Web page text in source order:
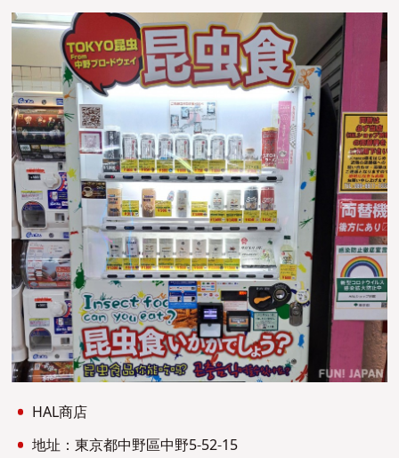
HAL商店
地址：東京都中野區中野5-52-15